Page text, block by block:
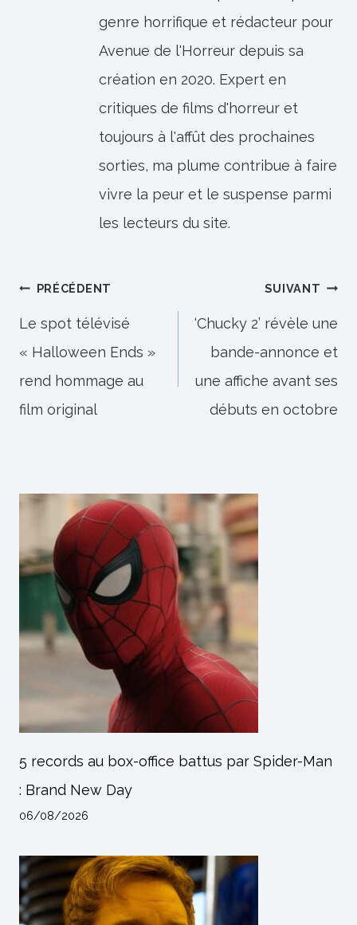
genre horrifique et rédacteur pour
Avenue de l'Horreur depuis sa
création en 2020. Expert en
critiques de films d'horreur et
toujours à l'affût des prochaines
sorties, ma plume contribue à faire
vivre la peur et le suspense parmi
les lecteurs du site.
Navigation
de
l’article
PRÉCÉDENT
Le spot télévisé
« Halloween Ends »
rend hommage au
film original
SUIVANT
‘Chucky 2’ révèle une
bande-annonce et
une affiche avant ses
débuts en octobre
5 records au box-office battus par Spider-Man
: Brand New Day
06/08/2026